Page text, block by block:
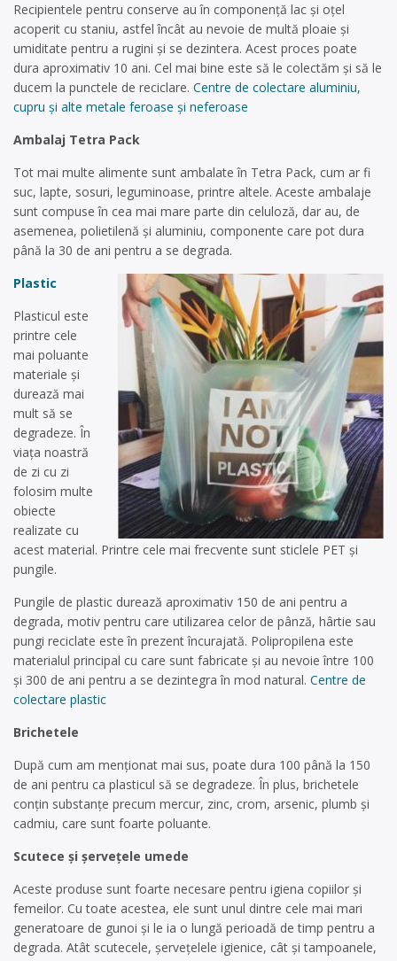
Recipientele pentru conserve au în componență lac și oțel
acoperit cu staniu, astfel încât au nevoie de multă ploaie și
umiditate pentru a rugini și se dezintera. Acest proces poate
dura aproximativ 10 ani. Cel mai bine este să le colectăm și să le
ducem la punctele de reciclare. Centre de colectare aluminiu,
cupru și alte metale feroase și neferoase
Ambalaj Tetra Pack
Tot mai multe alimente sunt ambalate în Tetra Pack, cum ar fi
suc, lapte, sosuri, leguminoase, printre altele. Aceste ambalaje
sunt compuse în cea mai mare parte din celuloză, dar au, de
asemenea, polietilenă și aluminiu, componente care pot dura
până la 30 de ani pentru a se degrada.
Plastic
Plasticul este
printre cele
mai poluante
materiale și
durează mai
mult să se
degradeze. În
viața noastră
de zi cu zi
folosim multe
obiecte
realizate cu
acest material. Printre cele mai frecvente sunt sticlele PET și
pungile.
Pungile de plastic durează aproximativ 150 de ani pentru a
degrada, motiv pentru care utilizarea celor de pânză, hârtie sau
pungi reciclate este în prezent încurajată. Polipropilena este
materialul principal cu care sunt fabricate și au nevoie între 100
și 300 de ani pentru a se dezintegra în mod natural. Centre de
colectare plastic
Brichetele
După cum am menționat mai sus, poate dura 100 până la 150
de ani pentru ca plasticul să se degradeze. În plus, brichetele
conțin substanțe precum mercur, zinc, crom, arsenic, plumb și
cadmiu, care sunt foarte poluante.
Scutece și șervețele umede
Aceste produse sunt foarte necesare pentru igiena copiilor și
femeilor. Cu toate acestea, ele sunt unul dintre cele mai mari
generatoare de gunoi și le ia o lungă perioadă de timp pentru a
degrada. Atât scutecele, șervețelele igienice, cât și tampoanele,